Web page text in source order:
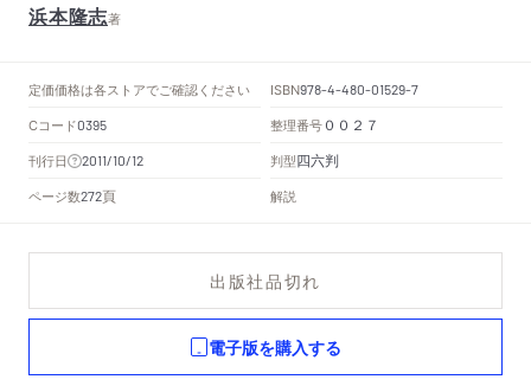
浜本隆志著
定価価格は各ストアでご確認ください ISBN978-4-480-01529-7
Cコード0395 整理番号 ００２７
刊行日 2011/10/12 判型四六判
ページ数272頁 解説
出版社品切れ
電子版を購入する